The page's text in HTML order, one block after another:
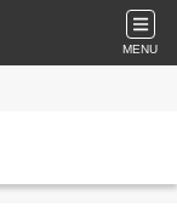
MENU